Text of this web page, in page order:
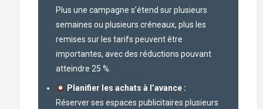
Plus une campagne s’étend sur plusieurs
semaines ou plusieurs créneaux, plus les
remises sur les tarifs peuvent être
importantes, avec des réductions pouvant
atteindre 25 %.
Planifier les achats à l’avance :
Réserver ses espaces publicitaires plusieurs